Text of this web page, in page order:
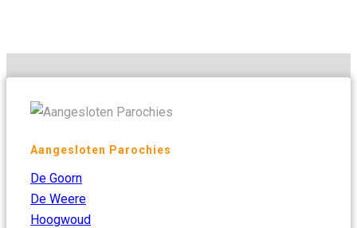
Aangesloten Parochies
De Goorn
De Weere
Hoogwoud